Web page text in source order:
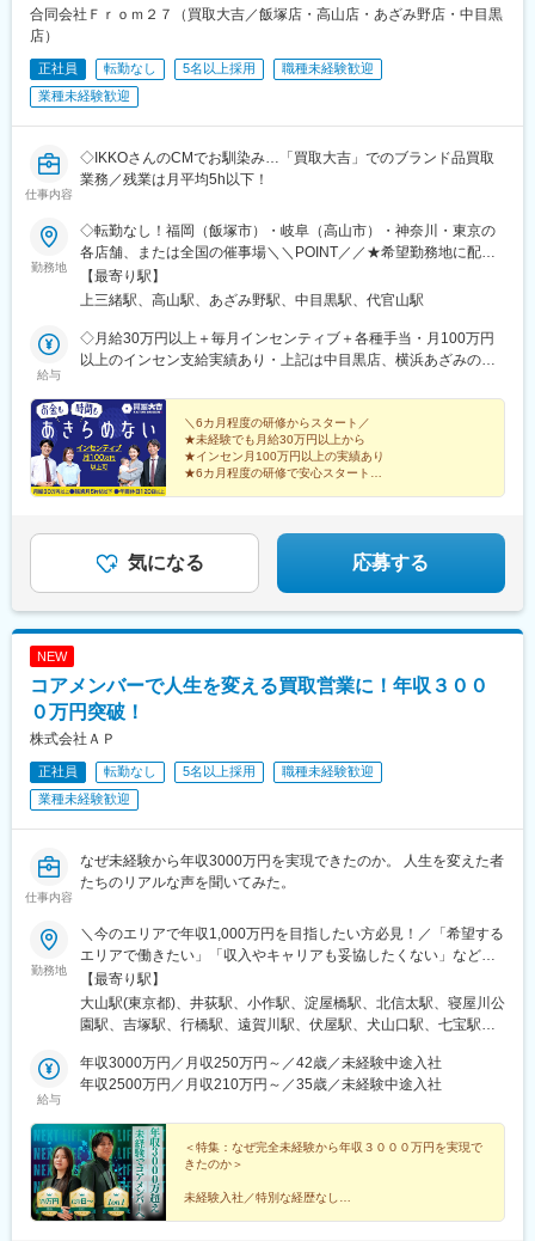
模線)、相武台前駅、大雄山駅、高座渋谷駅、相模金子駅、湯河原
しわ台駅、二宮駅、番田駅(神奈川県)、大宮駅(埼玉県)、さいたま
新都心駅、浦和駅、浦和美園駅、岩槻駅、川越駅、本川越駅、川
市駅、狭山ケ丘駅、ふじみ野駅、新三郷駅、志木駅、和光市駅、
八潮駅、鴻巣駅、深谷駅、本庄早稲田駅、高坂駅、行田市駅、加
能駅、吉川美南駅、西武秩父駅、神保原駅、鶴瀬駅、羽貫駅、和
戸駅、東武動物公園駅、西大宮駅、東宮原駅、武蔵浦和駅、南大
塚駅、東川口駅、獨協大学前駅、上熊谷駅、三郷中央駅、戸田駅
(埼玉県)、蓮田駅、白岡駅、寄居駅、葭川公園駅、海浜幕張駅、ス
ポーツセンター駅、鎌取駅、京成幕張駅、南船橋駅、海神駅、柏
駅、松戸駅、新鎌ケ谷駅、牛込神楽坂駅、三越前駅、溜池山王
駅、六本木一丁目駅、東京テレポート駅、汐留駅、新宿御苑前
駅、西新宿駅、西早稲田駅、春日駅(東京都)、上野広小路駅、とう
九品仏駅、蓮沼駅、二子新地駅、西太子堂駅、千歳船橋駅、神泉
駅、代官山駅、要町駅、東池袋駅、牛田駅(東京都)、府中駅(東京
都)、京王多摩川駅、立川駅、京王八王子駅、高島町駅、平沼橋
駅、馬車道駅、石川町駅、日ノ出町駅、綱島駅、センター南駅、
武蔵小杉駅、高津駅(神奈川県)、登戸駅、横須賀駅、緑町駅、北茅
川県)、北与野駅、川越市駅、東飯能駅、御花畑駅、加茂宮駅、中
浦和駅、栄町駅(千葉県)、幕張駅、東海神駅、初富駅、茅場町駅、
赤坂見附駅、麻布十番駅、内幸町駅、東新宿駅、新宿西口駅、下
落合駅、御徒町駅、曳舟駅、東京国際クルーズターミナル駅、東
京ビッグサイト駅、不動前駅、表参道駅、代々木公園駅、東池袋
関内駅、八丁畷駅、武蔵溝ノ口駅、柳小路駅、宮原駅、千葉中央
駅
合同会社Ｆｒｏｍ２７（買取大吉／飯塚店・高山店・あざみ野店・中目黒
店）
正社員 転勤なし 5名以上採用
職種未経験歓迎
業種未経験歓迎
仕事内容
◇IKKOさんのCMでお馴染み…「買取大吉」でのブランド品買取
業務／残業は月平均5h以下！
勤務地
◇転勤なし！福岡（飯塚市）・岐阜（高山市）・神奈川・東京の
各店舗、または全国の催事場＼＼POINT／／★希望勤務地に配属
★U・Iターン歓迎★飯塚・高山はオープニングスタッフ募集★飯
塚店、高山店はマイカー通勤OK★催事担当は直行直帰OK（1）店
福岡県飯塚市有安429-1・新飯塚駅より車で11分■買取大吉 高山
駅前店・岐阜県高山市昭和町1-320 佐古ビル1階・高山駅より徒
野1-3-3 第2金子ハイツ1F・あざみ野駅より徒歩2分■買取大吉 中
目黒駅前店東京都目黒区上目黒1-17-8 細田ビル1F・中目黒駅より
徒歩3分（2）催事 ※直行直帰OK■勤務エリアは全国一都三県を
中心に、各地のスーパーマーケットや商業施設、ホームセンター
のイベントブースでのお仕事です。
【最寄り駅】
上三緒駅、高山駅、あざみ野駅、中目黒駅、代官山駅
給与
◇月給30万円以上＋毎月インセンティブ＋各種手当・月100万円
以上のインセン支給実績あり・上記は中目黒店、横浜あざみの店
毎月インセンティブ＋各種手当になります。※給与は経験・能力を
考慮の上で決定します。＼豊かな経験をお持ちの方は優遇／◇月
給35万円以上＋毎月インセンティブ＋各種手当※給与は経験・能
力を考慮の上で決定します。【年収例】年収1200万円／入社3年
目／インセンティブ月50万円以上年収550万円／入社1年目／イン
＼6カ月程度の研修からスタート／
★未経験でも月給30万円以上から
★インセン月100万円以上の実績あり
★6カ月程度の研修で安心スタート
気になる 応募する
NEW
コアメンバーで人生を変える買取営業に！年収３００
０万円突破！
株式会社ＡＰ
正社員 転勤なし 5名以上採用
職種未経験歓迎
業種未経験歓迎
仕事内容
なぜ未経験から年収3000万円を実現できたのか。 人生を変えた者
たちのリアルな声を聞いてみた。
勤務地
＼今のエリアで年収1,000万円を目指したい方必見！／「希望する
エリアで働きたい」「収入やキャリアも妥協したくない」など、
一人ひとりの希望や生活環境を伺い、最適な配属先を決定します
◎地域に根ざして働きつつ、キャリアアップや高収入を目指せる
環境をご用意しています。【本社】 大阪府大阪市中央区伏見町4
東エリアを中心としたプロジェクト先（勤務地は、ご希望や現在
のお住まいを考慮して決定します◎）※転居を伴う転勤はありませ
【最寄り駅】
大山駅(東京都)、井荻駅、小作駅、淀屋橋駅、北信太駅、寝屋川公
園駅、吉塚駅、行橋駅、遠賀川駅、伏屋駅、犬山口駅、七宝駅、
駅、九重駅、滑河駅、大網駅、蛍池駅、三木駅(神戸電鉄線)、山陽
網干駅、山城青谷駅、五位堂駅、学園前駅(奈良県)、三瀬谷駅、亀
線)、久津川駅、和歌山港駅、前橋大島駅、吉井駅(群馬県)、つく
ば駅、下妻駅、高久駅、ゆいの杜東駅、西ノ口駅、磐田駅、土岐
市駅、鵜沼宿駅、モレラ岐阜駅、上田駅、新居浜駅、伊予三島
駅、川之江駅、高島駅(岡山県)、早島駅、高瀬駅(香川県)、滝の茶
屋駅、具同駅、あき総合病院前駅、山田西町駅、廿日市駅、広
給与
年収3000万円／月収250万円～／42歳／未経験中途入社
年収2500万円／月収210万円～／35歳／未経験中途入社
＜特集：なぜ完全未経験から年収３０００万円を実現で
きたのか＞
未経験入社／特別な経歴なし